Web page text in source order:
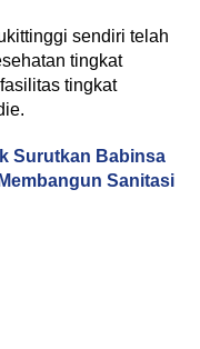
sendiri telah
tingkat
tingkat
Surutkan Babinsa
Sanitasi